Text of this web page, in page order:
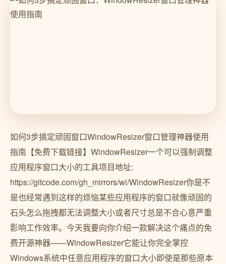
如何3步搞定顽固窗口WindowResizer窗口管理神器使用
指南【免费下载链接】WindowResizer一个可以强制调整
应用程序窗口大小的工具项目地址:
https://gitcode.com/gh_mirrors/wi/WindowResizer你是不
是也经常遇到这样的烦恼某些应用程序的窗口就像顽固的
石头怎么拖拽都无法调整大小或者尺寸总是不合心意严重
影响工作效率。今天我要向你介绍一款解决这个痛点的免
费开源神器——WindowResizer它能让你完全掌控
Windows系统中任意应用程序的窗口大小即使是那些原本